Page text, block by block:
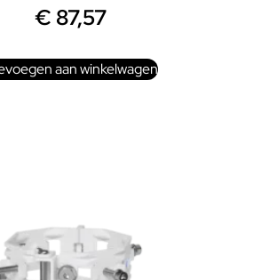
€ 87,57
aan winkelwagen